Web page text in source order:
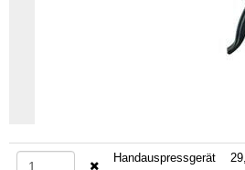
Handauspressgerät